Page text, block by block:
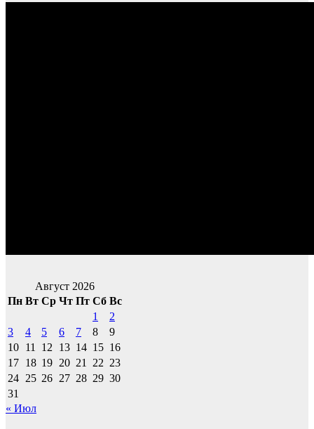
Август 2026
Пн Вт Ср Чт Пт Сб Вс
1
2
3
4 5 6 7 8
9
10 11 12 13 14 15 16
17 18 19 20 21 22 23
24 25 26 27 28 29 30
31
« Июл